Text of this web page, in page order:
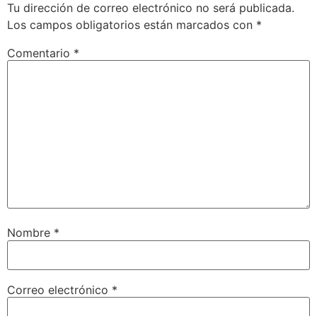
Tu dirección de correo electrónico no será publicada.
Los campos obligatorios están marcados con *
Comentario *
Nombre *
Correo electrónico *